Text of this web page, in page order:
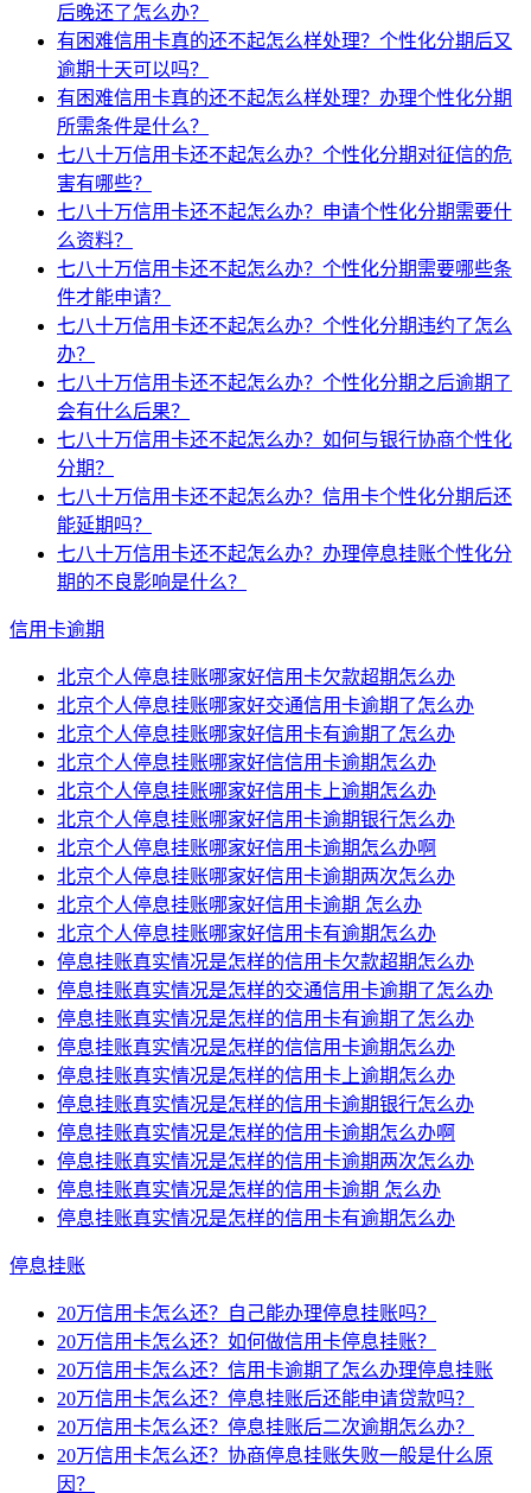
后晚还了怎么办？
有困难信用卡真的还不起怎么样处理？个性化分期后又
逾期十天可以吗？
有困难信用卡真的还不起怎么样处理？办理个性化分期
所需条件是什么？
七八十万信用卡还不起怎么办？个性化分期对征信的危
害有哪些？
七八十万信用卡还不起怎么办？申请个性化分期需要什
么资料？
七八十万信用卡还不起怎么办？个性化分期需要哪些条
件才能申请？
七八十万信用卡还不起怎么办？个性化分期违约了怎么
办？
七八十万信用卡还不起怎么办？个性化分期之后逾期了
会有什么后果？
七八十万信用卡还不起怎么办？如何与银行协商个性化
分期？
七八十万信用卡还不起怎么办？信用卡个性化分期后还
能延期吗？
七八十万信用卡还不起怎么办？办理停息挂账个性化分
期的不良影响是什么？
信用卡逾期
北京个人停息挂账哪家好信用卡欠款超期怎么办
北京个人停息挂账哪家好交通信用卡逾期了怎么办
北京个人停息挂账哪家好信用卡有逾期了怎么办
北京个人停息挂账哪家好信信用卡逾期怎么办
北京个人停息挂账哪家好信用卡上逾期怎么办
北京个人停息挂账哪家好信用卡逾期银行怎么办
北京个人停息挂账哪家好信用卡逾期怎么办啊
北京个人停息挂账哪家好信用卡逾期两次怎么办
北京个人停息挂账哪家好信用卡逾期 怎么办
北京个人停息挂账哪家好信用卡有逾期怎么办
停息挂账真实情况是怎样的信用卡欠款超期怎么办
停息挂账真实情况是怎样的交通信用卡逾期了怎么办
停息挂账真实情况是怎样的信用卡有逾期了怎么办
停息挂账真实情况是怎样的信信用卡逾期怎么办
停息挂账真实情况是怎样的信用卡上逾期怎么办
停息挂账真实情况是怎样的信用卡逾期银行怎么办
停息挂账真实情况是怎样的信用卡逾期怎么办啊
停息挂账真实情况是怎样的信用卡逾期两次怎么办
停息挂账真实情况是怎样的信用卡逾期 怎么办
停息挂账真实情况是怎样的信用卡有逾期怎么办
停息挂账
20万信用卡怎么还？自己能办理停息挂账吗？
20万信用卡怎么还？如何做信用卡停息挂账？
20万信用卡怎么还？信用卡逾期了怎么办理停息挂账
20万信用卡怎么还？停息挂账后还能申请贷款吗？
20万信用卡怎么还？停息挂账后二次逾期怎么办？
20万信用卡怎么还？协商停息挂账失败一般是什么原
因？